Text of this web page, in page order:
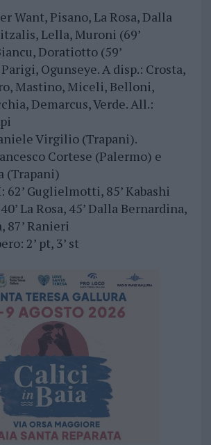
Want, Pisano, La Rosa, Dalla
Lella, Muroni (69’
Doratiotto (59’
Ogunseye. A disp.: Crosta,
Mastino, Miceli, Belloni,
Demarcus, Verde. All.:
Virgilio (Trapani).
Cortese (Palermo) e
(Trapani)
: 62’ Guglielmotti, 85’ Kabashi
La Rosa, 45’ Dalla Bernardina,
87’ Ranieri
2’ pt, 3’ st